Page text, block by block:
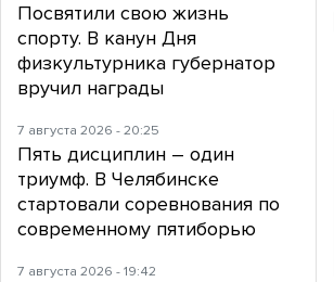
Посвятили свою жизнь
спорту. В канун Дня
физкультурника губернатор
вручил награды
7 августа 2026 - 20:25
Пять дисциплин – один
триумф. В Челябинске
стартовали соревнования по
современному пятиборью
7 августа 2026 - 19:42